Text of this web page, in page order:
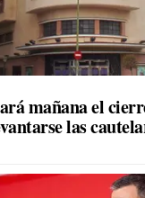
mañana el
las